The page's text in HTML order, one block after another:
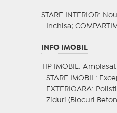
STARE INTERIOR:
Inchisa;
INFO IMOBIL
TIP IMOBIL :
STARE IMOBIL
:
EXTERIOARA:
Ziduri (Blocuri